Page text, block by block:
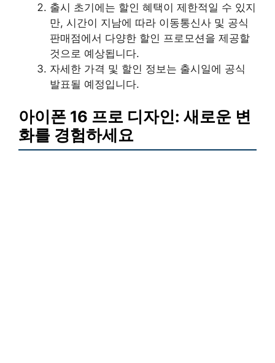
출시 초기에는 할인 혜택이 제한적일 수 있지
만, 시간이 지남에 따라 이동통신사 및 공식
판매점에서 다양한 할인 프로모션을 제공할
것으로 예상됩니다.
자세한 가격 및 할인 정보는 출시일에 공식
발표될 예정입니다.
아이폰 16 프로 디자인: 새로운 변
화를 경험하세요